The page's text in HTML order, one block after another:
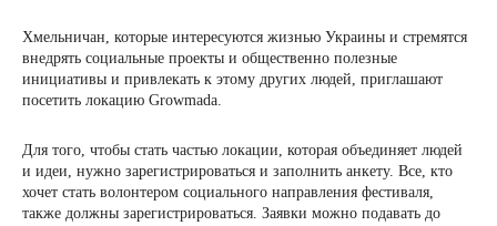
Хмельничан, которые интересуются жизнью Украины и стремятся
внедрять социальные проекты и общественно полезные
инициативы и привлекать к этому других людей, приглашают
посетить локацию Growmada.
Для того, чтобы стать частью локации, которая объединяет людей
и идеи, нужно зарегистрироваться и заполнить анкету. Все, кто
хочет стать волонтером социального направления фестиваля,
также должны зарегистрироваться. Заявки можно подавать до